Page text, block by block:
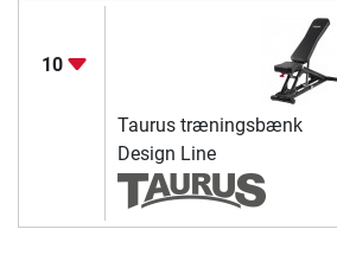
10
Taurus træningsbænk
Design Line